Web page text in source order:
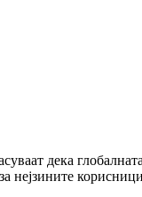
дека
нејзините